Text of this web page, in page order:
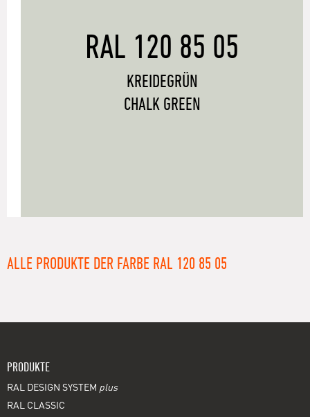
RAL 120 85 05
KREIDEGRÜN
CHALK GREEN
ALLE PRODUKTE DER FARBE RAL 120 85 05
PRODUKTE
RAL DESIGN SYSTEM plus
RAL CLASSIC